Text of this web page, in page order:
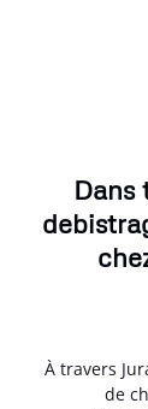
Dans
À travers
de